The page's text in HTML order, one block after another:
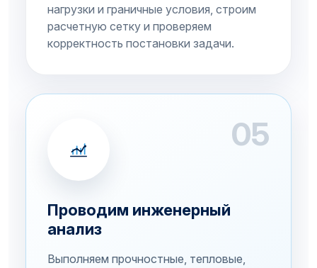
нагрузки и граничные условия, строим
расчетную сетку и проверяем
корректность постановки задачи.
05
Проводим инженерный
анализ
Выполняем прочностные, тепловые,